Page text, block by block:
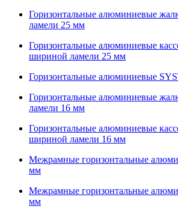
Горизонтальные алюминиевые
ламели 25 мм
Горизонтальные алюминиевые
шириной ламели 25 мм
Горизонтальные алюминиевые
Горизонтальные алюминиевые
ламели 16 мм
Горизонтальные алюминиевые
шириной ламели 16 мм
Межрамные горизонтальные
мм
Межрамные горизонтальные
мм